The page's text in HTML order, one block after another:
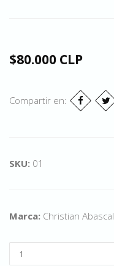
$80.000 CLP
Compartir en:
SKU: 01
Marca: Christian Abascal